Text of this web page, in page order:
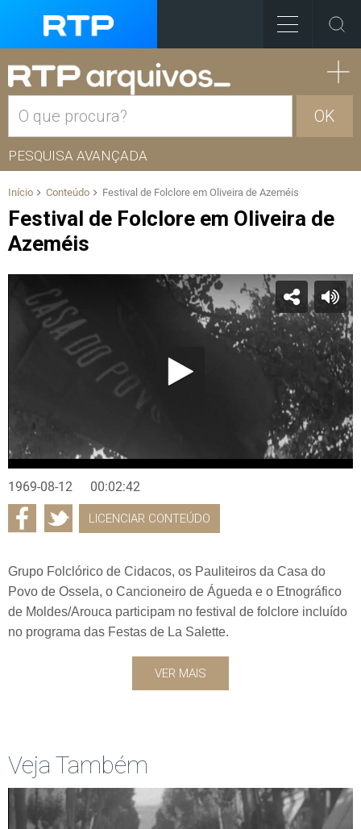
OK
PESQUISA AVANÇADA
Início Conteúdo Festival de Folclore em Oliveira de Azeméis
Festival de Folclore em Oliveira de
Azeméis
1969-08-12 00:02:42
LICENCIAR CONTEÚDO
Grupo Folclórico de Cidacos, os Pauliteiros da Casa do
Povo de Ossela, o Cancioneiro de Águeda e o Etnográfico
de Moldes/Arouca participam no festival de folclore incluído
no programa das Festas de La Salette.
VER MAIS
Veja Também